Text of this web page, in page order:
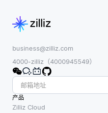
强了模
明性。
XAI的目
标是将
复杂模
型，特
别是基
程。
它涉
及搜
索大
business@zilliz.com
4000-zilliz（4000945549）
产品
Zilliz Cloud